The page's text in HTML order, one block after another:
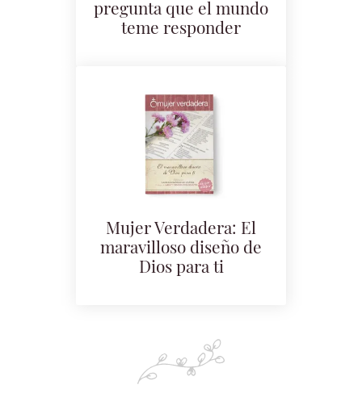
pregunta que el mundo
teme responder
Mujer Verdadera: El
maravilloso diseño de
Dios para ti